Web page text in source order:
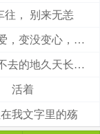
往， 别来无恙
其实爱不爱，变没变心，身体最诚实
你是我回不去的地久天长，我是你触不到的地老天荒
活着
我文字里的殇